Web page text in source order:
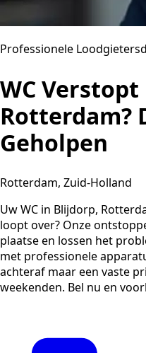
Professionele
WC
Rotterdam?
Geholpen
Rotterdam, Zuid-Holland
Uw WC in Blijdorp,
loopt over? Onze
plaatse en lossen het
met professionele
achteraf maar een vaste
weekenden. Bel nu en